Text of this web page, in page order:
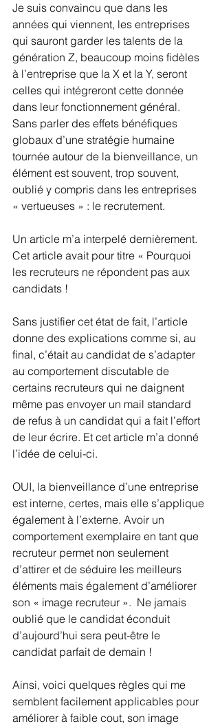
Je suis convaincu que dans les
années qui viennent, les entreprises
qui sauront garder les talents de la
génération Z, beaucoup moins fidèles
à l’entreprise que la X et la Y, seront
celles qui intégreront cette donnée
dans leur fonctionnement général.
Sans parler des effets bénéfiques
globaux d’une stratégie humaine
tournée autour de la bienveillance, un
élément est souvent, trop souvent,
oublié y compris dans les entreprises
« vertueuses » : le recrutement.
Un article m’a interpelé dernièrement.
Cet article avait pour titre « Pourquoi
les recruteurs ne répondent pas aux
candidats !
Sans justifier cet état de fait, l’article
donne des explications comme si, au
final, c’était au candidat de s’adapter
au comportement discutable de
certains recruteurs qui ne daignent
même pas envoyer un mail standard
de refus à un candidat qui a fait l’effort
de leur écrire. Et cet article m’a donné
l’idée de celui-ci.
OUI, la bienveillance d’une entreprise
est interne, certes, mais elle s’applique
également à l’externe. Avoir un
comportement exemplaire en tant que
recruteur permet non seulement
d’attirer et de séduire les meilleurs
éléments mais également d’améliorer
son « image recruteur ».  Ne jamais
oublié que le candidat éconduit
d’aujourd’hui sera peut-être le
candidat parfait de demain !
Ainsi, voici quelques règles qui me
semblent facilement applicables pour
améliorer à faible cout, son image